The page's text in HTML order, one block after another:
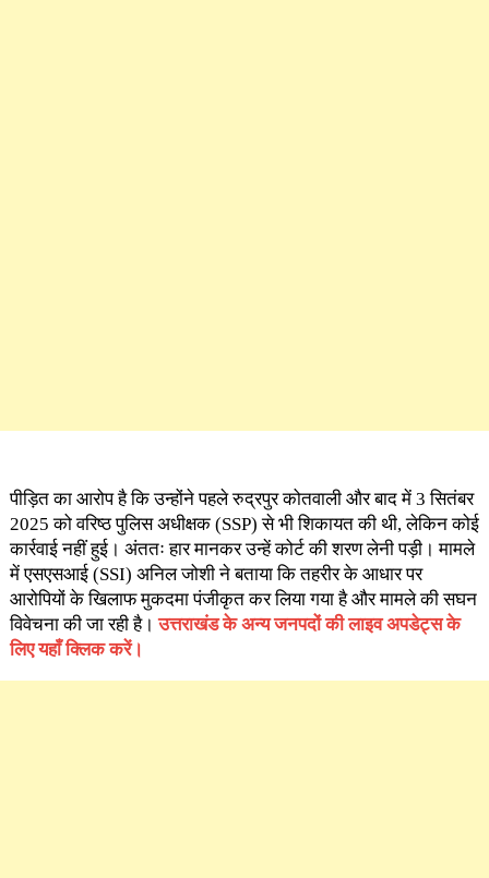
पीड़ित का आरोप है कि उन्होंने पहले रुद्रपुर कोतवाली और बाद में 3 सितंबर
2025 को वरिष्ठ पुलिस अधीक्षक (SSP) से भी शिकायत की थी, लेकिन कोई
कार्रवाई नहीं हुई। अंततः हार मानकर उन्हें कोर्ट की शरण लेनी पड़ी। मामले
में एसएसआई (SSI) अनिल जोशी ने बताया कि तहरीर के आधार पर
आरोपियों के खिलाफ मुकदमा पंजीकृत कर लिया गया है और मामले की सघन
विवेचना की जा रही है।उत्तराखंड के अन्य जनपदों की लाइव अपडेट्स के
लिए यहाँ क्लिक करें।